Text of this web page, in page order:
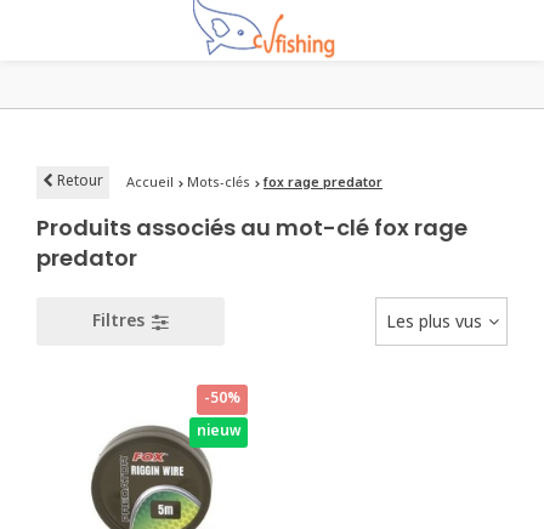
Retour Accueil Mots-clés fox rage predator
Produits associés au mot-clé fox rage
predator
Filtres Les plus vus
-50%
nieuw